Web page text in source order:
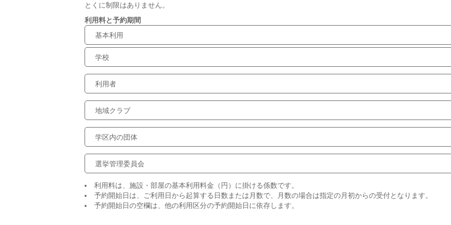
とくに制限はありません。
利用料と予約期間
基本利用
学校
利用者
地域クラブ
学区内の団体
選挙管理委員会
利用料は、施設・部屋の基本利用料金（円）に掛ける係数です。
予約開始日は、ご利用日から起算する日数または月数で、月数の場合は指定の月初からの受付となります。
予約開始日の空欄は、他の利用区分の予約開始日に依存します。